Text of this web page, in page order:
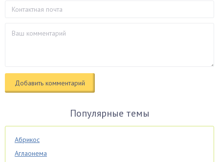
Популярные темы
Абрикос
Аглаонема